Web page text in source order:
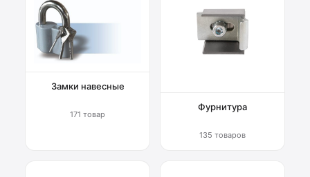
Замки навесные
171 товар
Фурнитура
135 товаров